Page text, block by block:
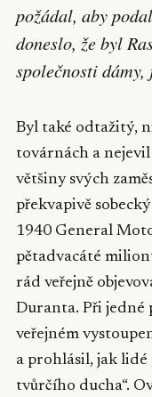
požádal, aby
doneslo, že byl
společnosti dámy,
Byl také odtažitý,
továrnách a
většiny svých
překvapivě
1940 General
pětadvacáté
rád veřejně
Duranta. Při jedné
veřejném
a prohlásil, jak lidé
tvůrčího ducha“.